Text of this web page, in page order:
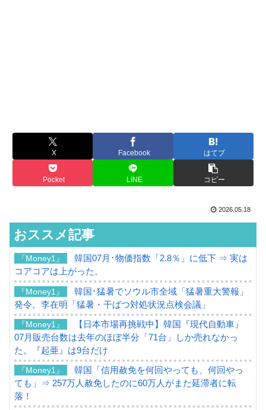
X Facebook はてブ
Pocket LINE コピー
2026.05.18
おススメ記事
『Money1』
韓国07月･物価指数「2.8％」に低下 ⇒ 実は
コアコアは上がった。
『Money1』
韓国･猛暑でソウル市全域「猛暑重大警報」
発令。李在明「猛暑・干ばつ対処状況点検会議」
『Money1』
【日本市場再挑戦中】韓国『現代自動車』
07月販売台数は去年のほぼ半分「71台」しか売れなかっ
た。『起亜』は9台だけ
『Money1』
韓国「信用赦免を何回やっても、何回やっ
ても」⇒ 257万人赦免したのに60万人がまた延滞者に転
落！